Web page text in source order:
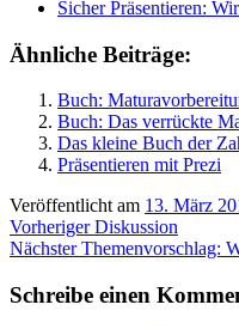
Sicher Präsentieren:
Ähnliche Beiträge:
Buch:
Buch: Das verrückte
Das kleine Buch der
Präsentieren mit Prezi
Veröffentlicht am 13. März
Beitragsnavigation
Vorheriger Vorheriger
Beitrag:
Diskussion
Nächster Nächster
Themenvorschlag:
Schreibe einen